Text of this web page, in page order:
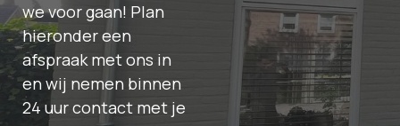
we voor gaan! Plan
hieronder een
afspraak met ons in
en wij nemen binnen
24 uur contact met je